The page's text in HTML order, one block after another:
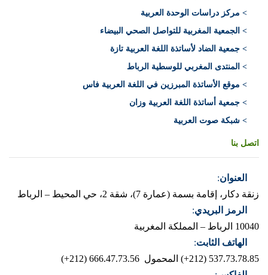
> مركز دراسات الوحدة العربية
> الجمعية المغربية للتواصل الصحي البيضاء
> جمعية الضاد لأساتذة اللغة العربية تازة
> المنتدى المغربي للوسطية الرباط
> موقع الأساتذة المبرزين في اللغة العربية فاس
> جمعية أساتذة اللغة العربية وزان
> شبكة صوت العربية
اتصل بنا
العنوان:
زنقة دكار، إقامة بسمة (عمارة 7)، شقة 2، حي المحيط – الرباط
الرمز البريدي:
10040 الرباط – المملكة المغربية
الهاتف الثابت:
537.73.78.85 (212+)
المحمول 666.47.73.56 (212+)